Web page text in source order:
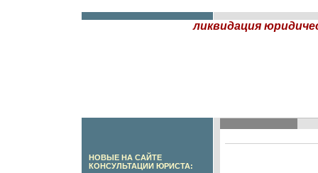
ликвидация
НОВЫЕ НА САЙТЕ
КОНСУЛЬТАЦИИ ЮРИСТА: